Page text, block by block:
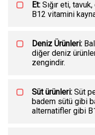
Et: Sığır eti,
B12 vitamini
Deniz Ürünleri:
diğer deniz
zengindir.
Süt ürünleri: Süt
badem sütü gibi
alternatifler gibi